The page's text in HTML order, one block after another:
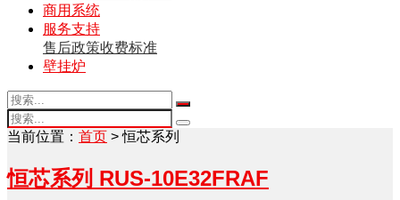
商用系统
服务支持
售后政策收费标准
壁挂炉
当前位置： 首页 > 恒芯系列
恒芯系列 RUS-10E32FRAF